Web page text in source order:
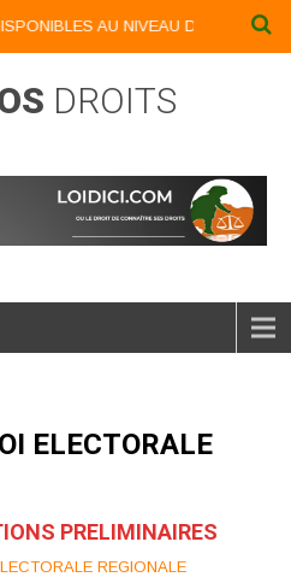
AU NIVEAU DU MENU
DROITS
ELECTORALE
PRELIMINAIRES
REGIONALE